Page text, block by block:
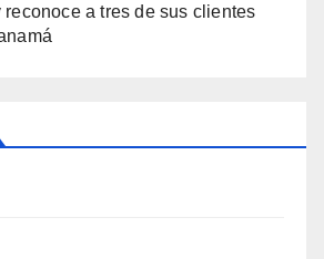
reconoce a tres de sus clientes